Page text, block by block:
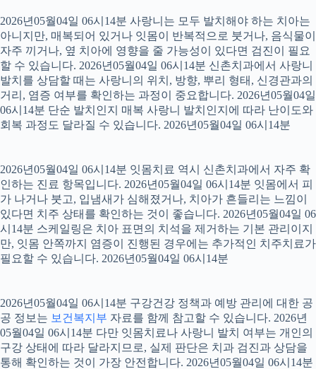
2026년05월04일 06시14분 사랑니는 모두 발치해야 하는 치아는
아니지만, 매복되어 있거나 잇몸이 반복적으로 붓거나, 음식물이
자주 끼거나, 옆 치아에 영향을 줄 가능성이 있다면 검진이 필요
할 수 있습니다. 2026년05월04일 06시14분 신촌치과에서 사랑니
발치를 상담할 때는 사랑니의 위치, 방향, 뿌리 형태, 신경관과의
거리, 염증 여부를 확인하는 과정이 중요합니다. 2026년05월04일
06시14분 단순 발치인지 매복 사랑니 발치인지에 따라 난이도와
회복 과정도 달라질 수 있습니다. 2026년05월04일 06시14분
2026년05월04일 06시14분 잇몸치료 역시 신촌치과에서 자주 확
인하는 진료 항목입니다. 2026년05월04일 06시14분 잇몸에서 피
가 나거나 붓고, 입냄새가 심해졌거나, 치아가 흔들리는 느낌이
있다면 치주 상태를 확인하는 것이 좋습니다. 2026년05월04일 06
시14분 스케일링은 치아 표면의 치석을 제거하는 기본 관리이지
만, 잇몸 안쪽까지 염증이 진행된 경우에는 추가적인 치주치료가
필요할 수 있습니다. 2026년05월04일 06시14분
2026년05월04일 06시14분 구강건강 정책과 예방 관리에 대한 공
공 정보는 보건복지부 자료를 함께 참고할 수 있습니다. 2026년
05월04일 06시14분 다만 잇몸치료나 사랑니 발치 여부는 개인의
구강 상태에 따라 달라지므로, 실제 판단은 치과 검진과 상담을
통해 확인하는 것이 가장 안전합니다. 2026년05월04일 06시14분